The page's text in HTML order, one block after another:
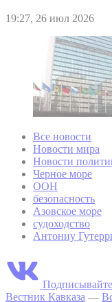
19:27, 26 июл 2026
Все новости
Новости мира
Новости
Черное море
ООН
безопасность
Азовское море
судоходство
Антониу
Вестник Кавказа —